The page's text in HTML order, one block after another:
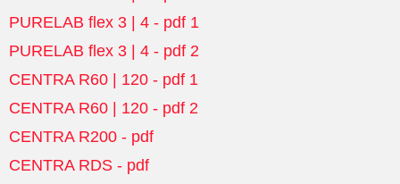
PURELAB flex 3 | 4 - pdf 1
PURELAB flex 3 | 4 - pdf 2
CENTRA R60 | 120 - pdf 1
CENTRA R60 | 120 - pdf 2
CENTRA R200 - pdf
CENTRA RDS - pdf